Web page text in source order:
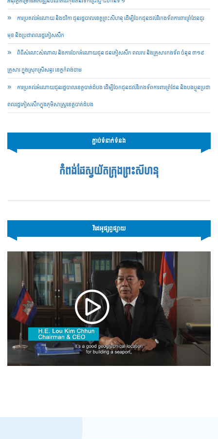
ការប្រគល់អំណោយ និងថវិកា ជូនរដ្ឋបាលខេត្តព្រះសីហនុ ដើម្បីចែកជូនដល់វីរកងទ័ពការពារព្រំដែនជួរ
មុខ និងប្រជាពលរដ្ឋភៀសសឹក
ពិធីសំណេះសំណាល និងការចែកអំណោយជូន ជនភៀសសឹក ពលករ និងគ្រួសារកងទ័ព ចំនួន ៣១៩
គ្រួសារ ក្នុងស្រុកស្រីសន្ធរ ខេត្តកំពង់ចាម
ការប្រគល់អំណោយជូនរដ្ឋបាលខេត្តបាត់ដំបង ដើម្បីចែកជូនដល់វីរកងទ័ពការពារព្រំដែន និងបងប្អូនប្រជា
ពលរដ្ឋភៀសសឹកក្នុងភូមិសាស្ត្រខេត្តបាត់ដំបង
ភ្ជាប់ទំនាក់ទំនង
កំពង់ផែស្វយ័តក្រុងព្រះសីហនុ
វីដេអូផ្សព្វផ្សាយ